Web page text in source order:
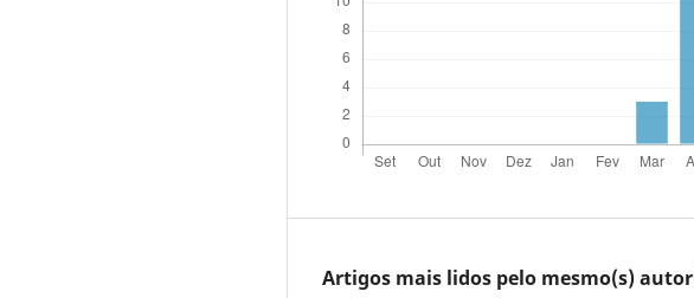
Artigos mais lidos pelo mesmo(s)